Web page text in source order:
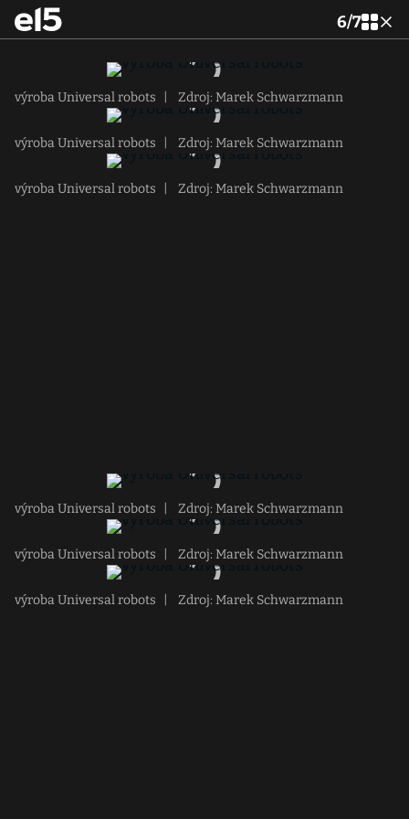
6/7
výroba Universal robots Zdroj: Marek Schwarzmann
výroba Universal robots Zdroj: Marek Schwarzmann
výroba Universal robots Zdroj: Marek Schwarzmann
výroba Universal robots Zdroj: Marek Schwarzmann
výroba Universal robots Zdroj: Marek Schwarzmann
výroba Universal robots Zdroj: Marek Schwarzmann